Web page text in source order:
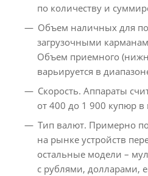
по количеству и
Объем наличных для
загрузочными
Объем приемного
варьируется в
Скорость. Аппараты
от 400 до 1 900 купюр в
Тип валют. Примерно
на рынке устройств
остальные модели –
с рублями, долларами,